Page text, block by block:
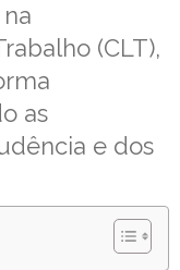
(CLT),
as
e dos